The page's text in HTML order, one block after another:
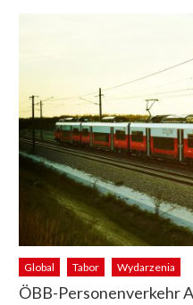
Global Tabor Wydarzenia
ÖBB-Personenverkehr